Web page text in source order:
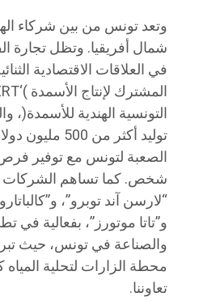
وتعد تونس من بين شركاء
شمال أفريقيا. وتظل تجارة
في العلاقات الاقتصادية
التونسية الهندية للأسمدة(،
توليد أكثر من
شخص. كما تساهم الشركات
“لارسن آند توبرو”،
و”تاتا موتورز”، بفعالية في
والصناعة في تونس، حيث
محطة الزارات لتحلية
تعاوننا.